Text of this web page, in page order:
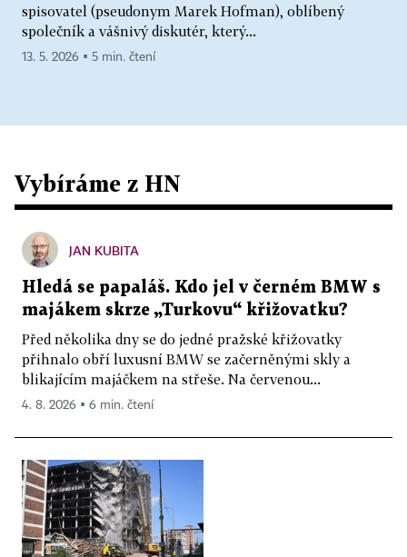
spisovatel (pseudonym Marek Hofman), oblíbený
společník a vášnivý diskutér, který...
13. 5. 2026 ▪ 5 min. čtení
Vybíráme z HN
JAN KUBITA
Hledá se papaláš. Kdo jel v černém BMW s
majákem skrze „Turkovu“ křižovatku?
Před několika dny se do jedné pražské křižovatky
přihnalo obří luxusní BMW se začerněnými skly a
blikajícím majáčkem na střeše. Na červenou...
4. 8. 2026 ▪ 6 min. čtení